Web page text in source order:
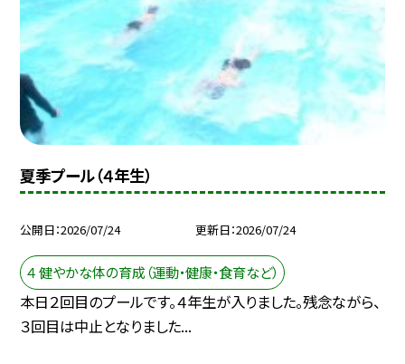
夏季プール（４年生）
公開日 2026/07/24 更新日 2026/07/24
４ 健やかな体の育成（運動・健康・食育など）
本日２回目のプールです。４年生が入りました。残念ながら、
３回目は中止となりました...